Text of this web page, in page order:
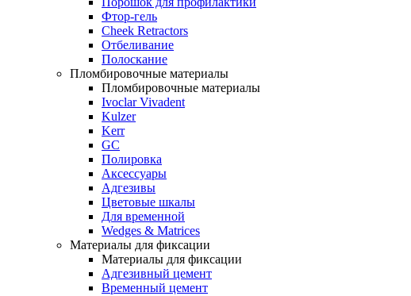
Фтор-гель
Cheek Retractors
Отбеливание
Полоскание
Пломбировочные материалы
Пломбировочные материалы
Ivoclar Vivadent
Kulzer
Kerr
GC
Полировка
Аксессуары
Адгезивы
Цветовые шкалы
Для временной
Wedges & Matrices
Материалы для фиксации
Материалы для фиксации
Адгезивный цемент
Временный цемент